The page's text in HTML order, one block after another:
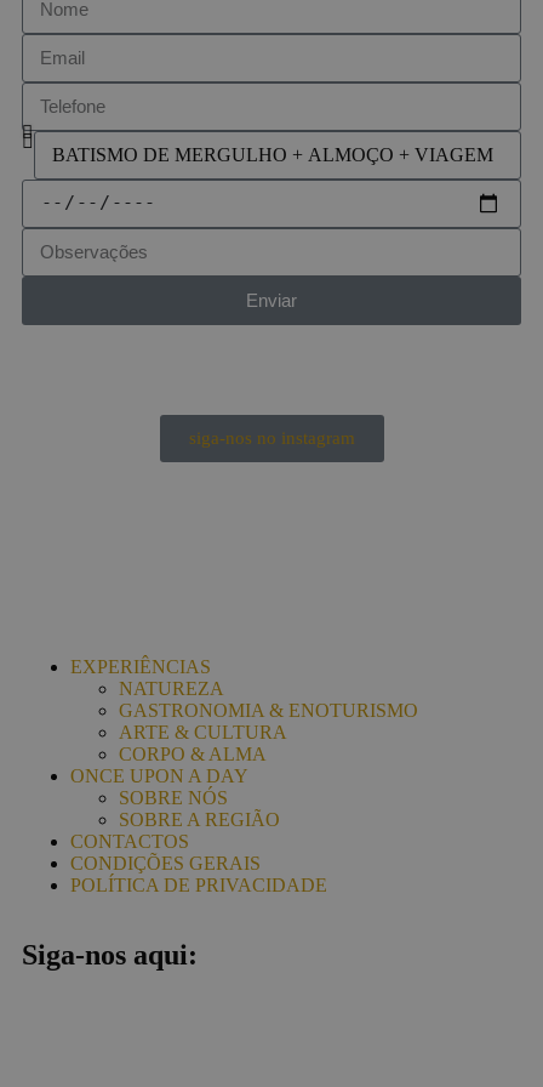
Enviar
siga-nos no instagram
EXPERIÊNCIAS
NATUREZA
GASTRONOMIA & ENOTURISMO
ARTE & CULTURA
CORPO & ALMA
ONCE UPON A DAY
SOBRE NÓS
SOBRE A REGIÃO
CONTACTOS
CONDIÇÕES GERAIS
POLÍTICA DE PRIVACIDADE
Siga-nos aqui: